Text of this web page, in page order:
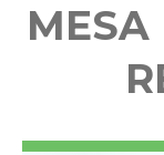
MESA